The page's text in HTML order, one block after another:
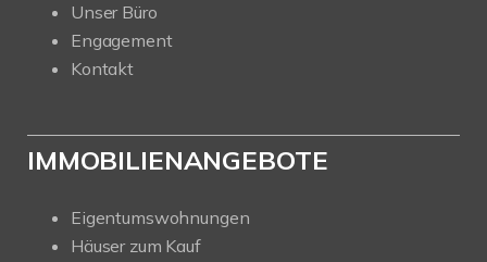
Unser Büro
Engagement
Kontakt
IMMOBILIENANGEBOTE
Eigentumswohnungen
Häuser zum Kauf